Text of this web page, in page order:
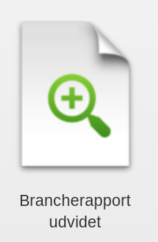
Brancherapport
udvidet